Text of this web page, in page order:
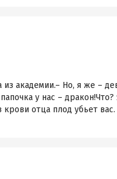
академии.– Но, я же –
у нас –
отца плод убьет